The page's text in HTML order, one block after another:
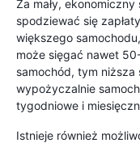
Za mały,
spodziewać się
większego
może sięgać nawet
samochód, tym
wypożyczalnie
tygodniowe i
Istnieje również